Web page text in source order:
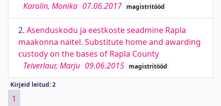
Karolin, Monika 07.06.2017 magistritööd
2. Asenduskodu ja eestkoste seadmine Rapla
maakonna näitel. Substitute home and awarding
custody on the bases of Rapla County
Teiverlaur, Marju 09.06.2015 magistritööd
Kirjeid leitud: 2
1